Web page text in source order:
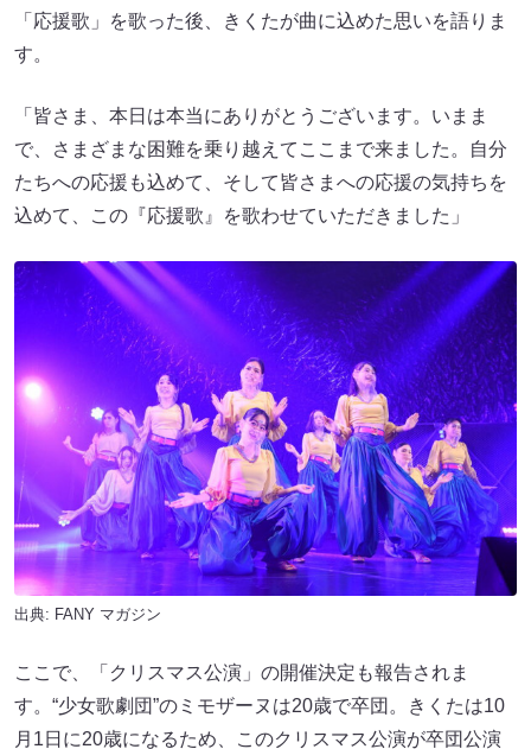
「応援歌」を歌った後、きくたが曲に込めた思いを語りま
す。
「皆さま、本日は本当にありがとうございます。いまま
で、さまざまな困難を乗り越えてここまで来ました。自分
たちへの応援も込めて、そして皆さまへの応援の気持ちを
込めて、この『応援歌』を歌わせていただきました」
出典: FANY マガジン
ここで、「クリスマス公演」の開催決定も報告されま
す。“少女歌劇団”のミモザーヌは20歳で卒団。きくたは10
月1日に20歳になるため、このクリスマス公演が卒団公演